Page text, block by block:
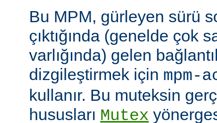
Bu MPM, gürleyen sürü
çıktığında (genelde çok
varlığında) gelen
dizgileştirmek için mpm-
kullanır. Bu muteksin
hususları Mutex